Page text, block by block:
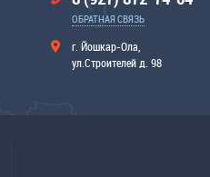
ОБРАТНАЯ СВЯЗЬ
г. Йошкар-Ола,
ул.Строителей д. 98